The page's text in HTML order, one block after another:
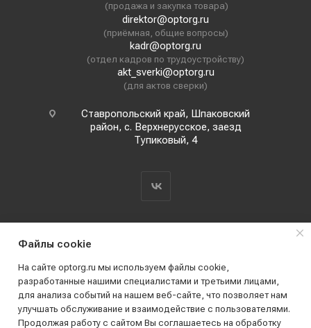
(продажа и закупка товара)
direktor@optorg.ru
(приёмная, общие вопросы)
kadr@optorg.ru
(отдел кадров по трудоустройству)
akt_sverki@optorg.ru
(для актов сверки)
Ставропольский край, Шпаковский
район, с. Верхнерусское, заезд
Тупиковый, 4
2019 - 2026 © АО КПК "Ставропольстройопторг"
Все права защищены
Файлы cookie
На сайте optorg.ru мы используем файлы cookie,
разработанные нашими специалистами и третьими лицами,
для анализа событий на нашем веб-сайте, что позволяет нам
улучшать обслуживание и взаимодействие с пользователями.
Продолжая работу с сайтом Вы соглашаетесь на обработку